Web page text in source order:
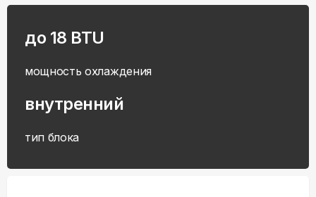
до 18 BTU
мощность охлаждения
внутренний
тип блока